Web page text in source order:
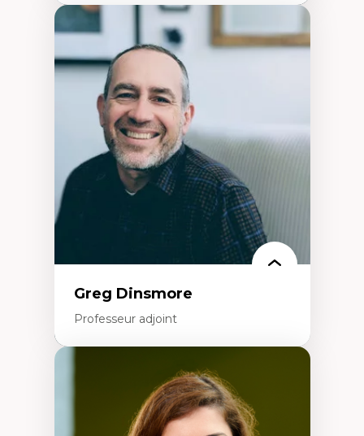
Expertises
Pédagogies critiques et justice sociale
Éthique relationnelle et sollicitude en
éducation
Décolonisation et autochtonisation de la
formation à l’enseignement
Littératie et didactique du français
Éducation inclusive
Formation à l’enseignement en contexte
francophone minoritaire
Identité linguistique et culturelle
Recherche-action et approches
participatives
Leadership éducatif et pratiques réflexives
Éducation durable et bien-être en
Greg Dinsmore
Professeur adjoint
Fragmentation des auditoires médiatiques
Analyse multi-plateforme des auditoires
médiatiques